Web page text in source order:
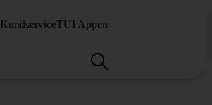
KundserviceTUI Appen